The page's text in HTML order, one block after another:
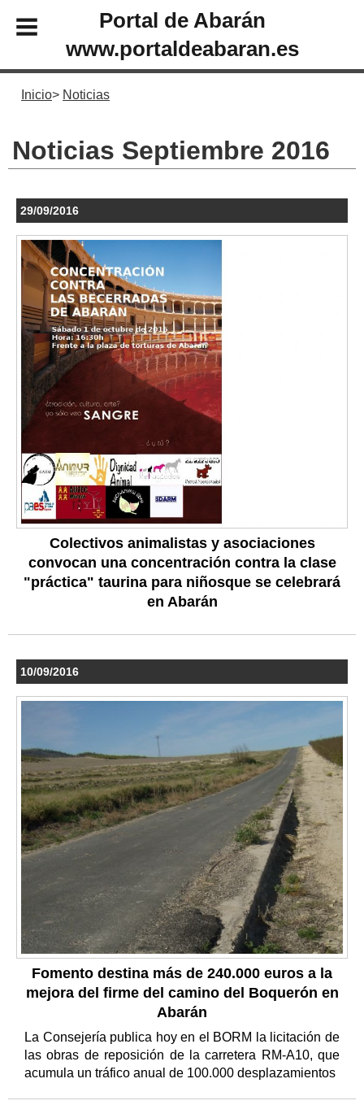
Portal de Abarán
www.portaldeabaran.es
Inicio Noticias
Noticias Septiembre 2016
29/09/2016
Colectivos animalistas y asociaciones
convocan una concentración contra la clase
"práctica" taurina para niñosque se celebrará
en Abarán
10/09/2016
Fomento destina más de 240.000 euros a la
mejora del firme del camino del Boquerón en
Abarán
La Consejería publica hoy en el BORM la licitación de
las obras de reposición de la carretera RM-A10, que
acumula un tráfico anual de 100.000 desplazamientos